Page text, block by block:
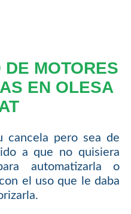
MOTORES
EN OLESA
cancela pero sea de
a que no quisiera
automatizarla o
el uso que le daba